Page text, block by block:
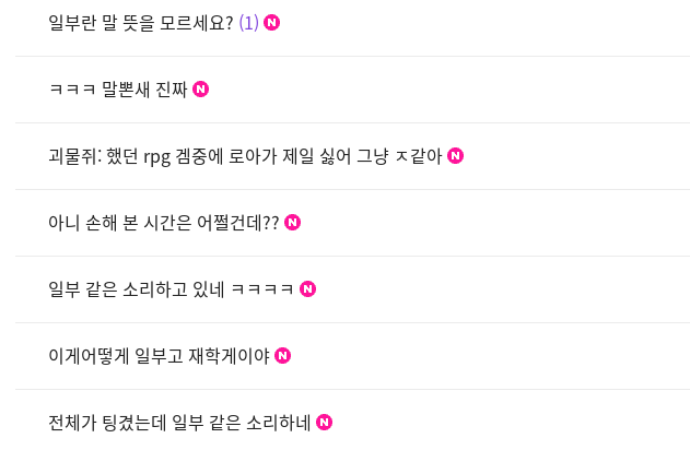
일부란 말 뜻을 모르세요? 1
ㅋㅋㅋ 말뽄새 진짜
괴물쥐: 했던 rpg 겜중에 로아가 제일 싫어 그냥 ㅈ같아
아니 손해 본 시간은 어쩔건데??
일부 같은 소리하고 있네 ㅋㅋㅋㅋ
이게어떻게 일부고 재학게이야
전체가 팅겼는데 일부 같은 소리하네